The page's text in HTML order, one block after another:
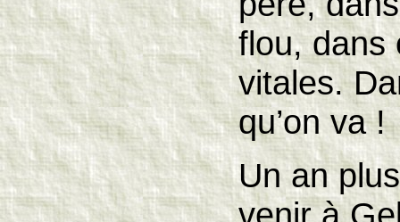
flou, dans
vitales.
qu’on va !
Un an
venir à